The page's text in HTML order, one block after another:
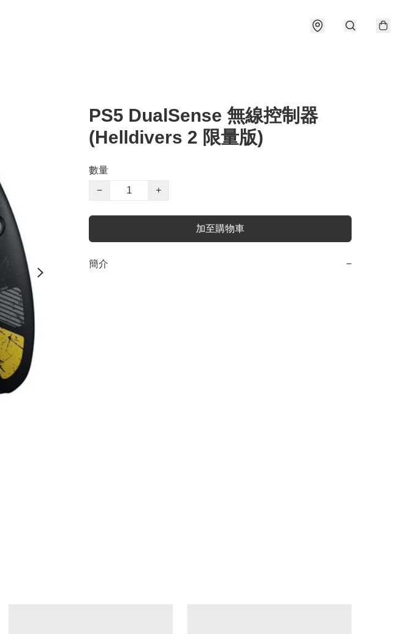
PS5 DualSense 無線控制器
(Helldivers 2 限量版)
數量
−
+
加至購物車
簡介 −